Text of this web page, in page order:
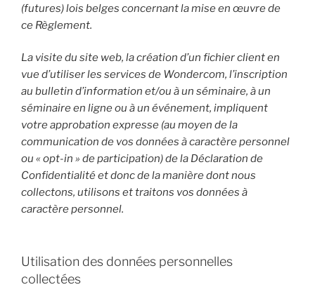
(futures) lois belges concernant la mise en œuvre de
ce Règlement.
La visite du site web, la création d’un fichier client en
vue d’utiliser les services de Wondercom, l’inscription
au bulletin d’information et/ou à un séminaire, à un
séminaire en ligne ou à un événement, impliquent
votre approbation expresse (au moyen de la
communication de vos données à caractère personnel
ou « opt-in » de participation) de la Déclaration de
Confidentialité et donc de la manière dont nous
collectons, utilisons et traitons vos données à
caractère personnel.
Utilisation des données personnelles
collectées